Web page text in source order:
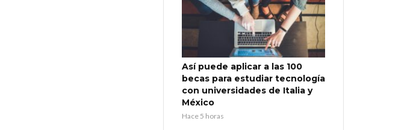
Así puede aplicar a las 100
becas para estudiar tecnología
con universidades de Italia y
México
Hace 5 horas